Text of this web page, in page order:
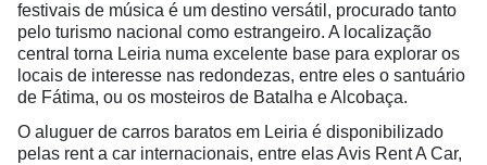
festivais de música é um destino versátil, procurado tanto
pelo turismo nacional como estrangeiro. A localização
central torna Leiria numa excelente base para explorar os
locais de interesse nas redondezas, entre eles o santuário
de Fátima, ou os mosteiros de Batalha e Alcobaça.
O aluguer de carros baratos em Leiria é disponibilizado
pelas rent a car internacionais, entre elas Avis Rent A Car,